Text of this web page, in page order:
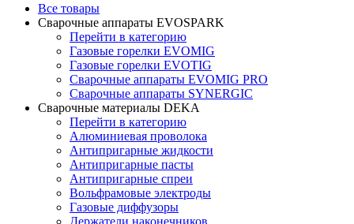
Все товары
Сварочные аппараты EVOSPARK
Перейти в категорию
Газовые горелки EVOMIG
Газовые горелки EVOTIG
Сварочные аппараты EVOMIG PRO
Сварочные аппараты SYNERGIC
Сварочные материалы DEKA
Перейти в категорию
Алюминиевая проволока
Антипригарные жидкости
Антипригарные пасты
Антипригарные спреи
Вольфрамовые электроды
Газовые диффузоры
Держатели наконечников